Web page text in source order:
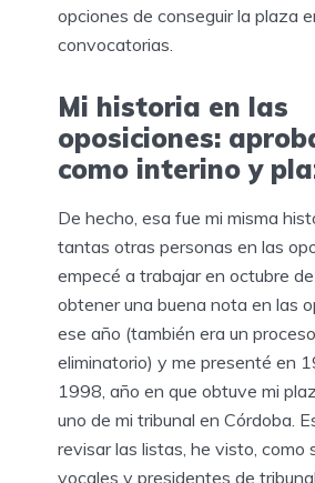
opciones de conseguir la plaza
convocatorias.
Mi historia en las
oposiciones:
como interino y
De hecho, esa fue mi misma
tantas otras personas en las
empecé a trabajar en octubre
obtener una buena nota en las
ese año (también era un
eliminatorio) y me presenté en
1998, año en que obtuve mi
uno de mi tribunal en Córdoba.
revisar las listas, he visto, como
vocales y presidentes de